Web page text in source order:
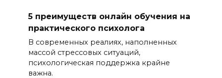
5 преимуществ онлайн обучения на
практического психолога
В современных реалиях, наполненных
массой стрессовых ситуаций,
психологическая поддержка крайне
важна.